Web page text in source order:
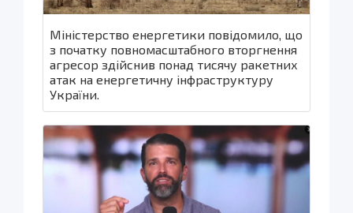
Міністерство енергетики повідомило, що
з початку повномасштабного вторгнення
агресор здійснив понад тисячу ракетних
атак на енергетичну інфраструктуру
України.